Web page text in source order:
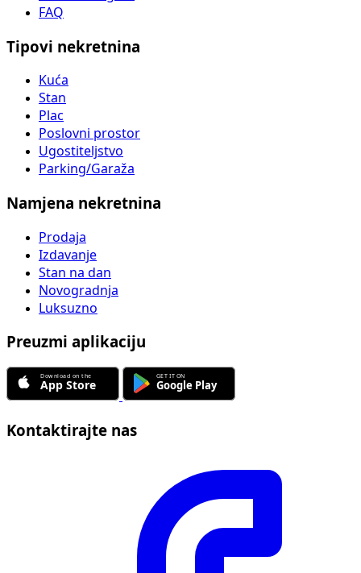
FAQ
Tipovi nekretnina
Kuća
Stan
Plac
Poslovni prostor
Ugostiteljstvo
Parking/Garaža
Namjena nekretnina
Prodaja
Izdavanje
Stan na dan
Novogradnja
Luksuzno
Preuzmi aplikaciju
Kontaktirajte nas